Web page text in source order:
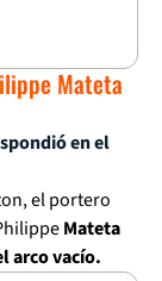
Mateta
en el
el portero
Mateta
arco vacío.